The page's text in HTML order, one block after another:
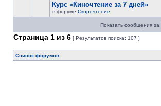
Курс «Киночтение за 7 дней»
в форуме Скорочтение
Показать сообщения за:
Страница 1 из 6 [ Результатов поиска: 107 ]
Список форумов